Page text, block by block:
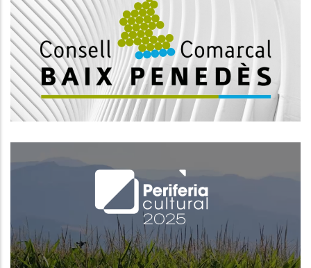
Borsa De Treball D’enginyer/a
Superior, Subescala Tècnica, Grup
A1
Ocupació
El Baix Penedès S’incorpora Al
Cicle Perifèria Cultural Amb Una
Programació Arrelada Al Territori I
Amb Vocació Transformadora